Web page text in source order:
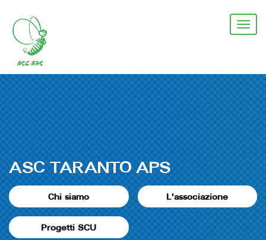
contenuto
principale
ASC TARANTO APS
Chi siamo L'associazione
Progetti SCU